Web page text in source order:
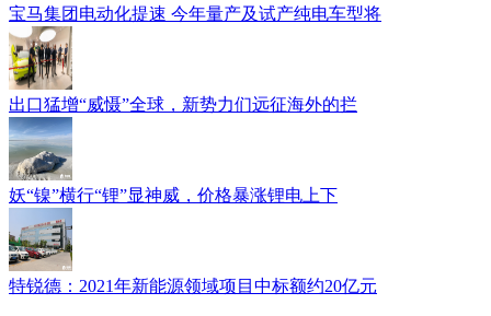
宝马集团电动化提速 今年量产及试产纯电车型将
出口猛增“威慑”全球，新势力们远征海外的拦
妖“镍”横行“锂”显神威，价格暴涨锂电上下
特锐德：2021年新能源领域项目中标额约20亿元